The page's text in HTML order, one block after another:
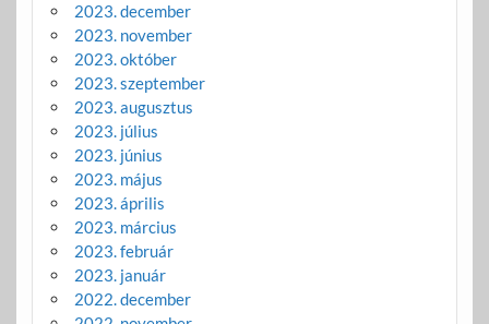
2023. december
2023. november
2023. október
2023. szeptember
2023. augusztus
2023. július
2023. június
2023. május
2023. április
2023. március
2023. február
2023. január
2022. december